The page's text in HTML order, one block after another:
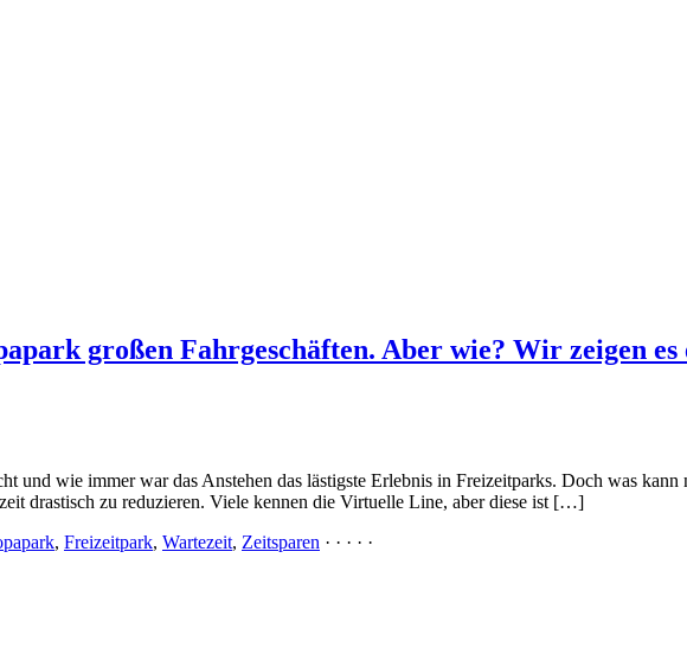
großen Fahrgeschäften. Aber wie? Wir zeigen es
und wie immer war das Anstehen das lästigste Erlebnis in Freizeitparks. Doch was
drastisch zu reduzieren. Viele kennen die Virtuelle Line, aber diese ist […]
, Freizeitpark, Wartezeit, Zeitsparen · · · · ·